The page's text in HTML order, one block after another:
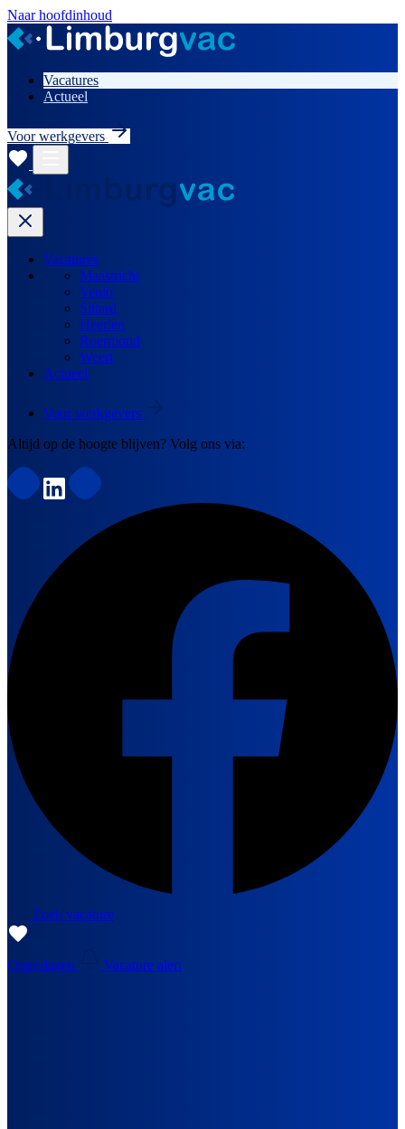
Naar hoofdinhoud
Vacatures
Actueel
Voor werkgevers
Vacatures
Maastricht
Venlo
Sittard
Heerlen
Roermond
Weert
Actueel
Voor werkgevers
Altijd op de hoogte blijven? Volg ons via:
Zoek vacature
Opgeslagen Vacature alert